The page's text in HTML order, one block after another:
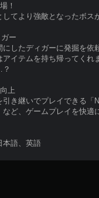
！
てより強敵となったボス
ー
したディガーに発掘を依
アイテムを持ち帰ってくれ
上
き継いでプレイできる「
など、ゲームプレイを快適
語、英語